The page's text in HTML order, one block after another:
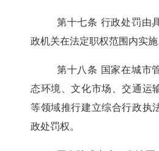
第十七条 行政处罚由
政机关在法定职权范围内实施
第十八条 国家在城市
态环境、文化市场、交通运
等领域推行建立综合行政执
政处罚权。